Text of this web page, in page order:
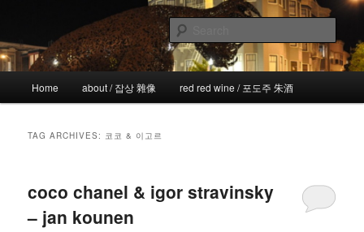
primary
content
secondary
content!wicked
the more I see the less I know
Home about / 잡상 雜像 red red wine / 포도주 朱酒
TAG ARCHIVES: 코코 & 이고르
coco chanel & igor stravinsky
– jan kounen